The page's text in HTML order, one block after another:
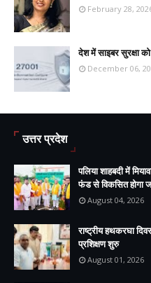
February 28,
देश में साइबर सुरक्षा
December 06,
उत्तर प्रदेश
पलिया शाहबदी में
फंड से विकसित होगा
August 04, 2026
राष्ट्रीय हथकरघा
प्रशिक्षण शुरु
August 01, 2026